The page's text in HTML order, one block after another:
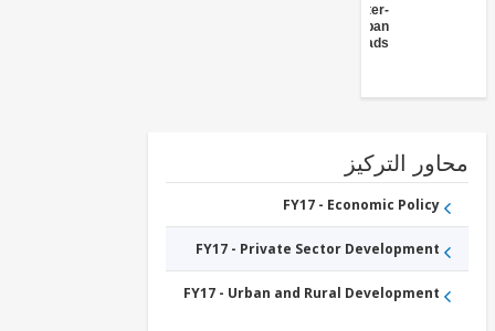
التركيز
FY17 - Economic Policy
FY17 - Private Sector Development
FY17 - Urban and Rural Development